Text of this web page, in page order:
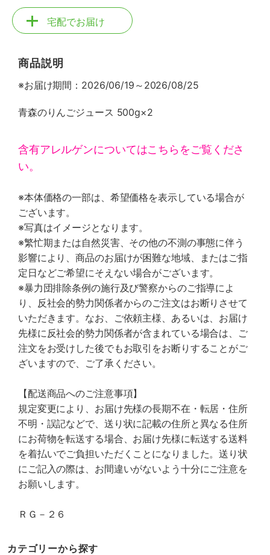
宅配でお届け
商品説明
※お届け期間：2026/06/19～2026/08/25
青森のりんごジュース 500g×2
含有アレルゲンについてはこちらをご覧くださ
い。
※本体価格の一部は、希望価格を表示している場合が
ございます。
※写真はイメージとなります。
※繁忙期または自然災害、その他の不測の事態に伴う
影響により、商品のお届けが困難な地域、またはご指
定日などご希望にそえない場合がございます。
※暴力団排除条例の施行及び警察からのご指導によ
り、反社会的勢力関係者からのご注文はお断りさせて
いただきます。なお、ご依頼主様、あるいは、お届け
先様に反社会的勢力関係者が含まれている場合は、ご
注文をお受けした後でもお取引をお断りすることがご
ざいますので、ご了承ください。
【配送商品へのご注意事項】
規定変更により、お届け先様の長期不在・転居・住所
不明・誤記などで、送り状に記載の住所と異なる住所
にお荷物を転送する場合、お届け先様に転送する送料
を着払いでご負担いただくことになりました。送り状
にご記入の際は、お間違いがないよう十分にご注意を
お願いします。
ＲＧ－２６
カテゴリーから探す